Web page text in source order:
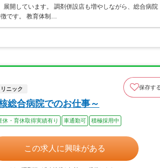
開しています。 調剤併設店も増やしながら、総合病院
です。 教育体制…
ニック 保存す
総合病院でのお仕事～
休・育休取得実績有り 車通勤可 積極採用中
この求人に興味がある